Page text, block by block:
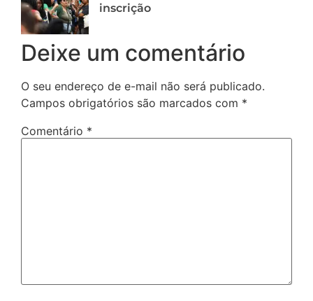
inscrição
Deixe um comentário
O seu endereço de e-mail não será publicado.
Campos obrigatórios são marcados com *
Comentário *